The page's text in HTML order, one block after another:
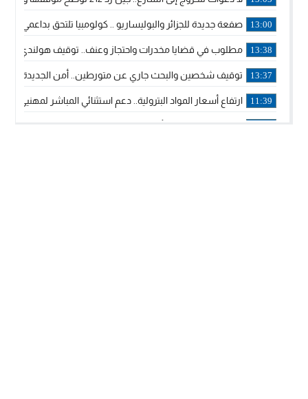
13:00 صفعة جديدة للجزائر والبوليساريو .. كولومبيا تلتحق بداعمي
13:38 مطلوب في قضايا مخدرات واحتجاز وعنف.. توقيف هولندي
13:37 توقيف شخصين والبحث جاري عن متورطين.. أمن الجديدة يفك
11:39 ارتفاع أسعار المواد البترولية.. دعم استثنائي المباشر لمهنيي